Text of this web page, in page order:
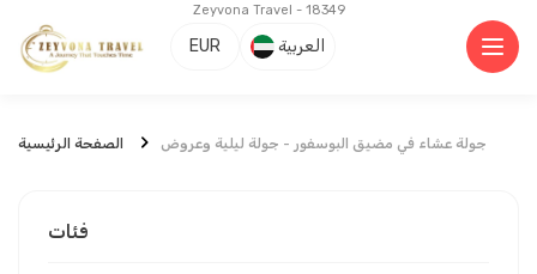
Zeyvona Travel - 18349
EUR العربية
الصفحة الرئيسية جولة عشاء في مضيق البوسفور - جولة ليلية وعروض
فئات